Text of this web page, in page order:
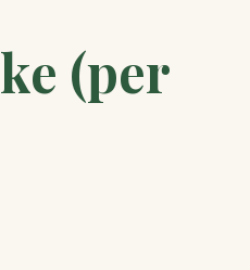
(per